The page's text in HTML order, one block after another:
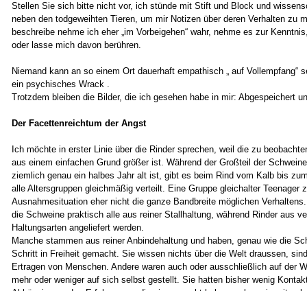
Stellen Sie sich bitte nicht vor, ich stünde mit Stift und Block und
neben den todgeweihten Tieren, um mir Notizen über deren Verhalten zu
beschreibe nehme ich eher „im Vorbeigehen“ wahr, nehme es zur
oder lasse mich davon berühren.
Niemand kann an so einem Ort dauerhaft empathisch „ auf Vollempfang“
ein psychisches Wrack .
Trotzdem bleiben die Bilder, die ich gesehen habe in mir: Abgespeichert
Der Facettenreichtum der Angst
Ich möchte in erster Linie über die Rinder sprechen, weil die zu
aus einem einfachen Grund größer ist. Während der Großteil der
ziemlich genau ein halbes Jahr alt ist, gibt es beim Rind vom Kalb bis
alle Altersgruppen gleichmäßig verteilt. Eine Gruppe gleichalter Teenager
Ausnahmesituation eher nicht die ganze Bandbreite möglichen
die Schweine praktisch alle aus reiner Stallhaltung, während Rinder aus
Haltungsarten angeliefert werden.
Manche stammen aus reiner Anbindehaltung und haben, genau wie die
Schritt in Freiheit gemacht. Sie wissen nichts über die Welt draussen,
Ertragen von Menschen. Andere waren auch oder ausschließlich auf der
mehr oder weniger auf sich selbst gestellt. Sie hatten bisher wenig